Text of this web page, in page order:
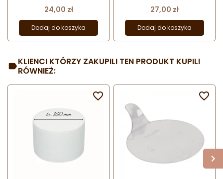
pieczenia i składania deserów
Cena
24,00 zł
Dodaj do koszyka
pieczenia i składania deserów
Cena
27,00 zł
Dodaj do koszyka
KLIENCI KTÓRZY ZAKUPILI TEN PRODUKT KUPILI
RÓWNIEŻ:
 